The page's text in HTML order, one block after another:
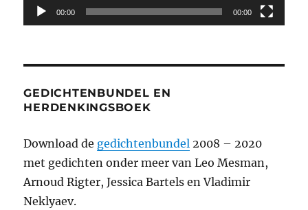
00:00 00:00
GEDICHTENBUNDEL EN
HERDENKINGSBOEK
Download de gedichtenbundel 2008 – 2020
met gedichten onder meer van Leo Mesman,
Arnoud Rigter, Jessica Bartels en Vladimir
Neklyaev.